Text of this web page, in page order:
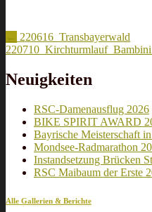
Artikel-
Navigation
← 220616_Transbayerwald
220710_Kirchturmlauf_Bambini
Neuigkeiten
RSC-Damenausflug 2026
BIKE SPIRIT AWARD
Bayrische Meisterschaft
Mondsee-Radmarathon
Instandsetzung Brücken
RSC Maibaum der Erste
Alle Gallerien & Berichte